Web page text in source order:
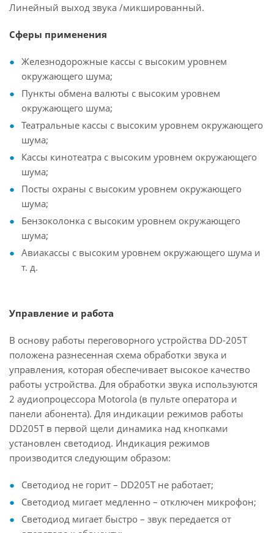
Линейный выход звука /микшированный.
Сферы применения
Железнодорожные кассы с высоким уровнем
окружающего шума;
Пункты обмена валюты с высоким уровнем
окружающего шума;
Театральные кассы с высоким уровнем окружающего
шума;
Кассы кинотеатра с высоким уровнем окружающего
шума;
Посты охраны с высоким уровнем окружающего
шума;
Бензоколонка с высоким уровнем окружающего
шума;
Авиакассы с высоким уровнем окружающего шума и
т. д.
Управление и работа
В основу работы переговорного устройства DD-205Т
положена разнесенная схема обработки звука и
управления, которая обеспечивает высокое качество
работы устройства. Для обработки звука используются
2 аудиопроцессора Motorola (в пульте оператора и
панели абонента). Для индикации режимов работы
DD205Т в первой щели динамика над кнопками
установлен светодиод. Индикация режимов
производится следующим образом:
Светодиод не горит – DD205T не работает;
Светодиод мигает медленно – отключен микрофон;
Светодиод мигает быстро – звук передается от